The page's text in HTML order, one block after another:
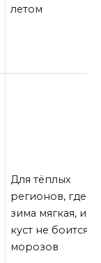
летом
Для тёплых
регионов, где
зима мягкая, и
куст не боится
морозов